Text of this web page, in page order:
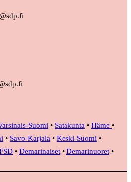
Suomi • Satakunta • Häme •
• Savo-Karjala • Keski-Suomi •
FSD • Demarinaiset • Demarinuoret •